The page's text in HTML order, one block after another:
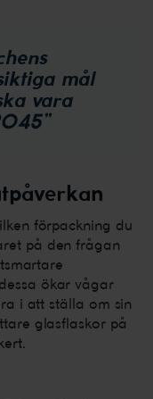
mål
vara
förpackning du
på den frågan
ökar vågar
i att ställa om sin
glasflaskor på